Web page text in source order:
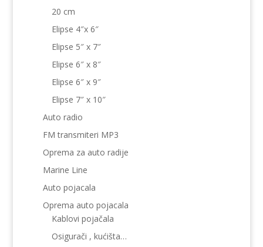
20 cm
Elipse 4″x 6″
Elipse 5″ x 7″
Elipse 6″ x 8″
Elipse 6″ x 9″
Elipse 7″ x 10″
Auto radio
FM transmiteri MP3
Oprema za auto radije
Marine Line
Auto pojacala
Oprema auto pojacala
Kablovi pojačala
Osigurači , kućišta…